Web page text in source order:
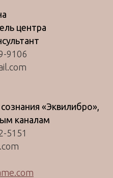
центра
9106
«Эквилибро»,
каналам
5151